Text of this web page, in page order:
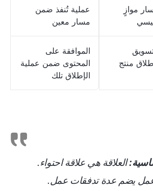
موازٍ
عملية تُنفذ ضمن
مسار معين
منتج
الموافقة على
المحتوى ضمن عملية
الإطلاق تلك
العلاقة هي علاقة احتواء.
يضم عدة تدفقات عمل.